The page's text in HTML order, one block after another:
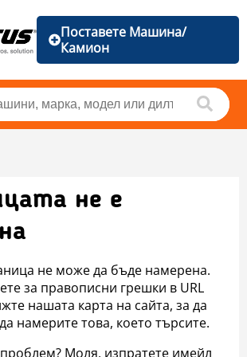
Поставете Машина/
Камион
не е
не може да бъде намерена.
за правописни грешки в URL
нашата карта на сайта, за да
намерите това, което търсите.
Моля, изпратете имейл